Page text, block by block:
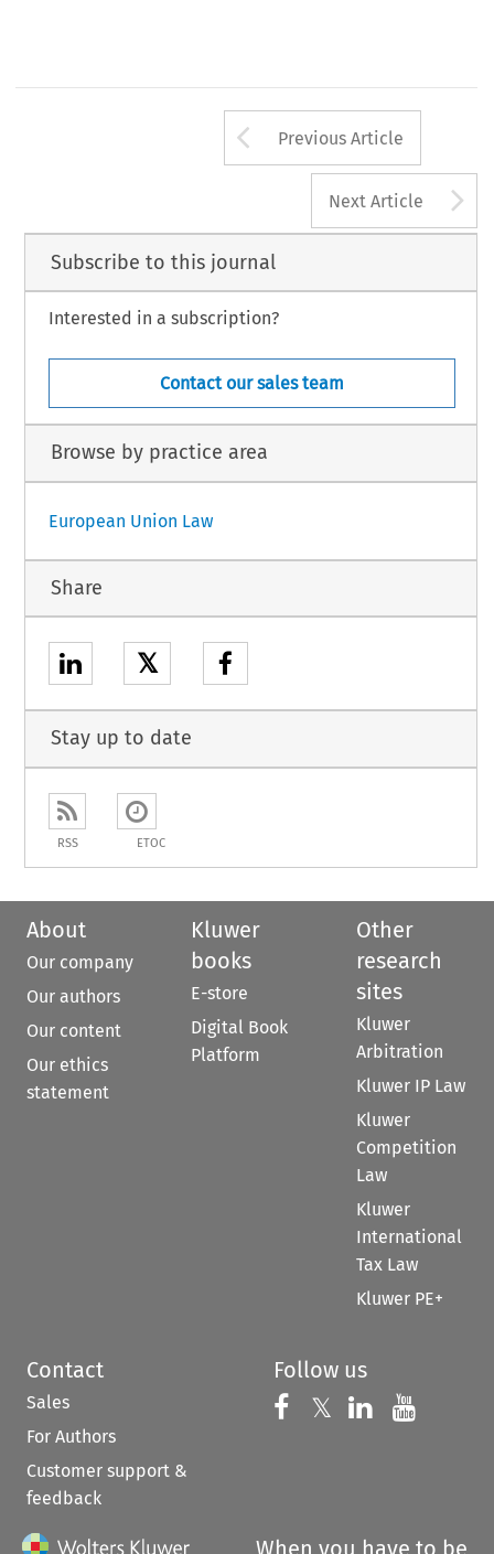
Arrow button
Previous Article
Next Article
Subscribe to this journal
Interested in a subscription?
Contact our sales team
Browse by practice area
European Union Law
Share
𝕏
Stay up to date
RSS ETOC
About
Our company
Our authors
Our content
Our ethics
statement
Kluwer
books
E-store
Digital Book
Platform
Other
research
sites
Kluwer
Arbitration
Kluwer IP Law
Kluwer
Competition
Law
Kluwer
International
Tax Law
Kluwer PE+
Contact
Sales
For Authors
Customer support &
feedback
Follow us
Follow us on
𝕏 Follow us on
Follow us